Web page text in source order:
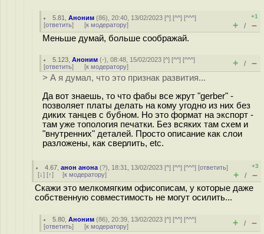
5.81 ,Аноним (86), 20:40, 13/02/2023 [^] [^^] [^^^]
[ответить] [к модератору]
+1
+ / –
Меньше думай, больше соображай.
5.123 ,Аноним (-), 08:48, 15/02/2023 [^] [^^] [^^^]
[ответить] [к модератору] + / –
> А я думал, что это признак развития...
Да вот знаешь, то что фабы все жрут "gerber" -
позволяет платы делать на кому угодно из них без
диких танцев с бубном. Но это формат на экспорт -
там уже топология печатки. Без всяких там схем и
"внутренних" деталей. Просто описание как слои
разложены, как сверлить, etc.
4.67 ,анон анона (?), 18:31, 13/02/2023 [^] [^^] [^^^] [ответить]
[↓] [↑] [к модератору]
+3
+ / –
Скажи это мелкомягким офисописам, у которые даже
собственную совместимость не могут осилить...
5.80 ,Аноним (86), 20:39, 13/02/2023 [^] [^^] [^^^]
[ответить] [к модератору] + / –